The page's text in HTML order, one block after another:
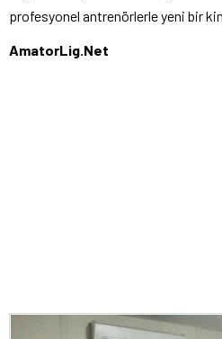
profesyonel antrenörlerle yeni bir
AmatorLig.Net